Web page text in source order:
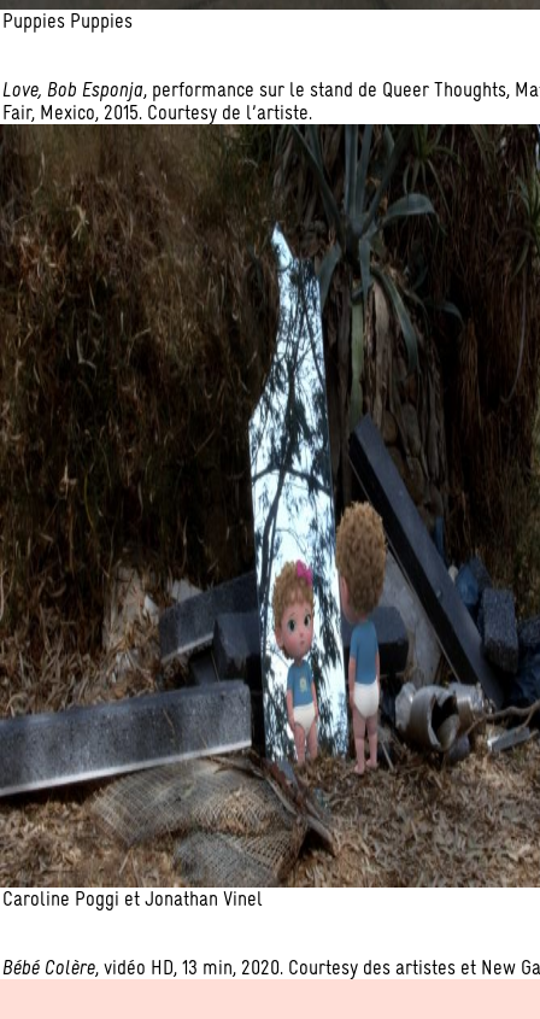
Puppies Puppies
Love, Bob Esponja, performance sur le stand de Queer Thoughts,
Fair, Mexico, 2015. Courtesy de l’artiste.
Caroline Poggi et Jonathan Vinel
Bébé Colère, vidéo HD, 13 min, 2020. Courtesy des artistes et New